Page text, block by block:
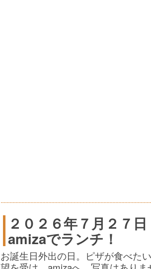
２０２６年７月２７日
amizaでランチ！
お誕生日外出の日。ピザが食べた